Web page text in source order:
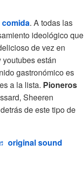
comida. A todas las
ideológico que
de vez en
están
gastronómico es
a la lista. Pioneros
Sheeren
de este tipo de
original sound